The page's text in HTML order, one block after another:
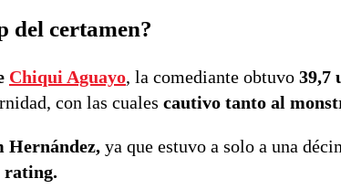
del certamen?
Chiqui Aguayo, la comediante obtuvo 39,7
con las cuales cautivo tanto al
Hernández, ya que estuvo a solo a una
rating.